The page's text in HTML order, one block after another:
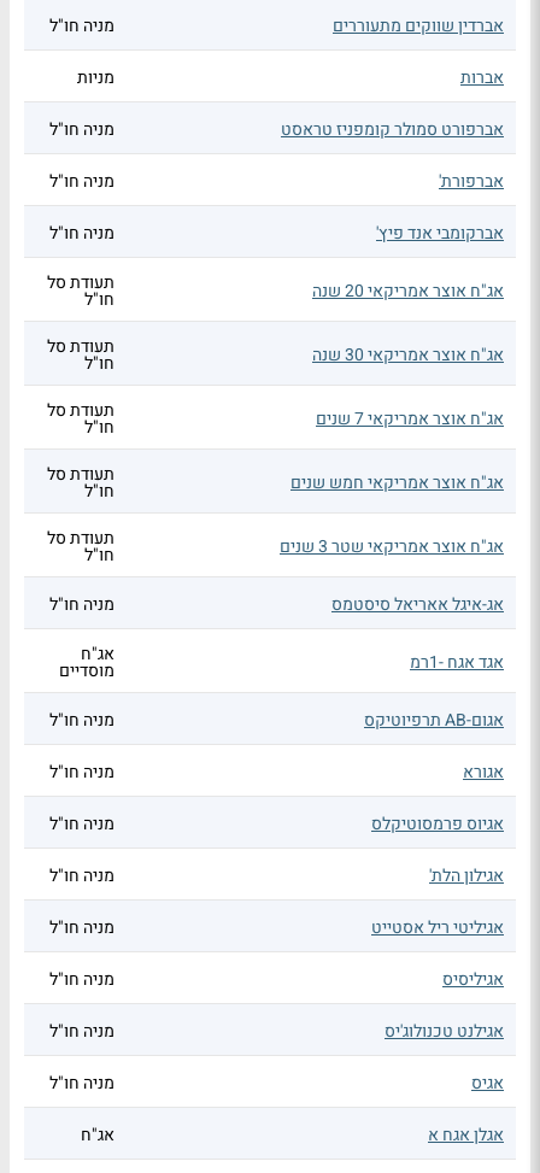
אברדין שווקים מתעוררים מניה חו"ל
אברות מניות
אברפורט סמולר קומפניז טראסט מניה חו"ל
אברפורת' מניה חו"ל
אברקומבי אנד פיץ' מניה חו"ל
אג"ח אוצר אמריקאי 20 שנה תעודת סל
חו"ל
אג"ח אוצר אמריקאי 30 שנה תעודת סל
חו"ל
אג"ח אוצר אמריקאי 7 שנים תעודת סל
חו"ל
אג"ח אוצר אמריקאי חמש שנים תעודת סל
חו"ל
אג"ח אוצר אמריקאי שטר 3 שנים תעודת סל
חו"ל
אג-איגל אאריאל סיסטמס
מניה חו"ל
אגד אגח -1רמ אג"ח
מוסדיים
אגום-AB תרפיוטיקס
מניה חו"ל
אגורא מניה חו"ל
אגיוס פרמסוטיקלס מניה חו"ל
אגילון הלת' מניה חו"ל
אגיליטי ריל אסטייט מניה חו"ל
אגיליסיס מניה חו"ל
אגילנט טכנולוג'יס מניה חו"ל
אגיס מניה חו"ל
אגלן אגח א אג"ח